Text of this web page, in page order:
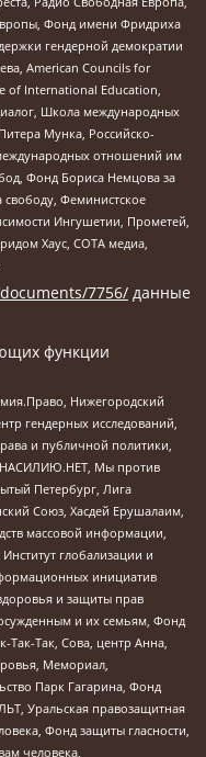
Фонд имени Фридриха
гендерной демократии
American Councils for
of International Education,
Школа международных
Мунка, Российско-
отношений им
Фонд Бориса Немцова за
Феминистское
Ингушетии, Прометей,
Хаус, СОТА медиа,
7756/ данные
функции
Нижегородский
гендерных исследований,
и публичной политики,
НАСИЛИЮ.НЕТ, Мы против
Петербург, Лига
Союз, Хасдей Ерушалаим,
массовой информации,
глобализации и
инициатив
и защиты прав
и их семьям, Фонд
Так-Так, Сова, центр Анна,
Мемориал,
Парк Гагарина, Фонд
Уральская правозащитная
Фонд защиты гласности,
человека,